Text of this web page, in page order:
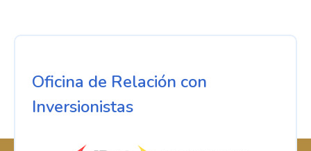
Oficina de Relación con
Inversionistas